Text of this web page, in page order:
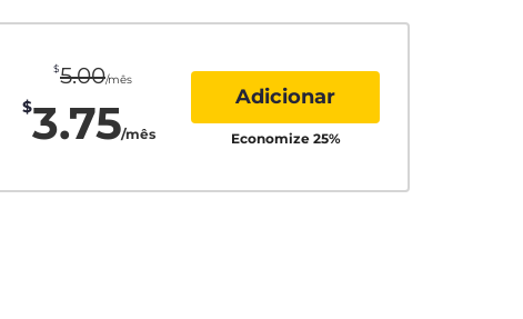
$5.00/mês
$3.75/mês
Adicionar
Economize 25%